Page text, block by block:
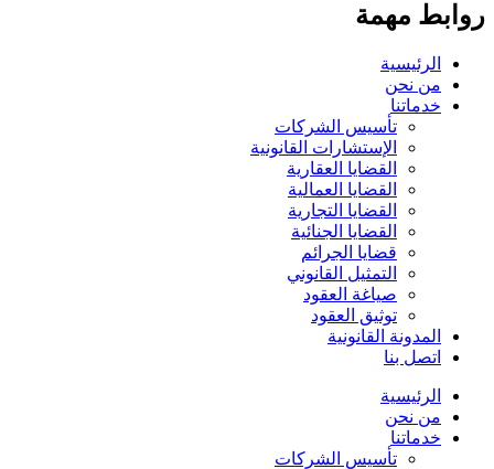
روابط مهمة
الرئيسية
من نحن
خدماتنا
تأسيس الشركات
الإستشارات القانونية
القضايا العقارية
القضايا العمالية
القضايا التجارية
القضايا الجنائية
قضايا الجرائم
التمثيل القانوني
صياغة العقود
توثيق العقود
المدونة القانونية
اتصل بنا
الرئيسية
من نحن
خدماتنا
تأسيس الشركات